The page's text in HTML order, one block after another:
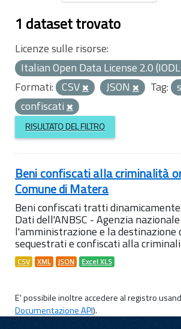
1 dataset trovato
Licenze sulle risorse:
Italian Open Data License 2.0
Formati: CSV JSON Tag:
confiscati
RISULTATO DEL FILTRO
Beni confiscati alla criminalità
Comune di Matera
Beni confiscati tratti
Dati dell'ANBSC - Agenzia
l'amministrazione e la destinazione
sequestrati e confiscati alla
CSV XML JSON Excel XLS
E' possibile inoltre accedere al registro
Documentazione API).